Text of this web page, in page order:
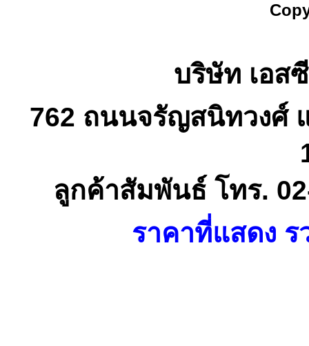
บริษัท เอส
762 ถนนจรัญสนิทวงศ์
ลูกค้าสัมพันธ์ โทร.
ราคาที่แสดง